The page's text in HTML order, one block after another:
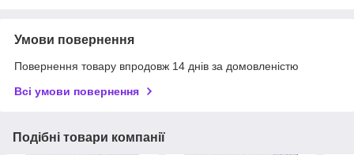
Умови повернення
Повернення товару впродовж 14 днів за домовленістю
Всі умови повернення
Подібні товари компанії